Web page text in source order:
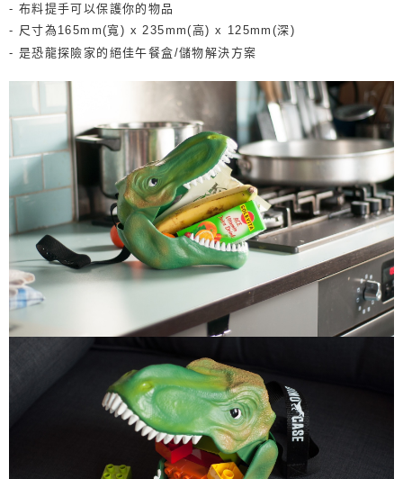
請求用戶進行身份認證。
５．嚴禁一人註冊多個帳號或使用他人資訊註冊。若發現惡意使用之情形，
恩沛科技股份有限公司將有權停止該用戶之使用額度並採取法律行動。
- 布料提手可以保護你的物品
- 尺寸為165mm(寬) x 235mm(高) x 125mm(深)
- 是恐龍探險家的絕佳午餐盒/儲物解決方案